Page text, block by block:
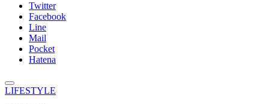
Twitter
Facebook
Line
Mail
Pocket
Hatena
LIFESTYLE